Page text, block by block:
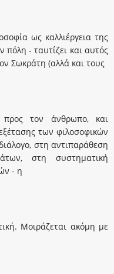
ως καλλιέργεια της
- ταυτίζει και αυτός
Σωκράτη (αλλά και τους
τον άνθρωπο, και
των φιλοσοφικών
στη αντιπαράθεση
στη συστηματική
- η
Μοιράζεται ακόμη με